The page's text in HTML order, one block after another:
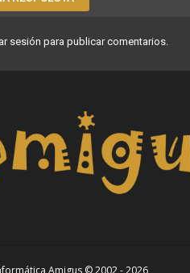
sesión para publicar comentarios.
Amigus © 2002 - 2026